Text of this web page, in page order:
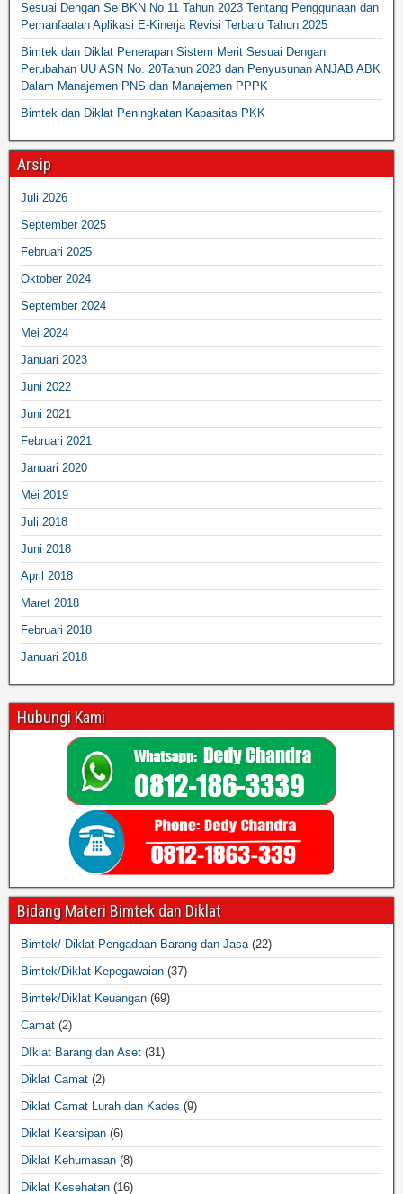
Sesuai Dengan Se BKN No 11 Tahun 2023 Tentang Penggunaan dan
Pemanfaatan Aplikasi E-Kinerja Revisi Terbaru Tahun 2025
Bimtek dan Diklat Penerapan Sistem Merit Sesuai Dengan
Perubahan UU ASN No. 20Tahun 2023 dan Penyusunan ANJAB ABK
Dalam Manajemen PNS dan Manajemen PPPK
Bimtek dan Diklat Peningkatan Kapasitas PKK
Arsip
Juli 2026
September 2025
Februari 2025
Oktober 2024
September 2024
Mei 2024
Januari 2023
Juni 2022
Juni 2021
Februari 2021
Januari 2020
Mei 2019
Juli 2018
Juni 2018
April 2018
Maret 2018
Februari 2018
Januari 2018
Hubungi Kami
Bidang Materi Bimtek dan Diklat
Bimtek/ Diklat Pengadaan Barang dan Jasa(22)
Bimtek/Diklat Kepegawaian (37)
Bimtek/Diklat Keuangan (69)
Camat (2)
DIklat Barang dan Aset (31)
Diklat Camat (2)
Diklat Camat Lurah dan Kades (9)
Diklat Kearsipan (6)
Diklat Kehumasan (8)
Diklat Kesehatan (16)